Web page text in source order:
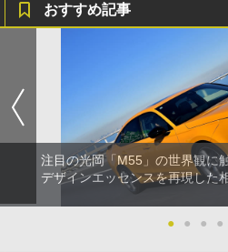
おすすめ記事
注目の光岡「M55」の世界観に
デザインエッセンスを再現した
● ● ● ●